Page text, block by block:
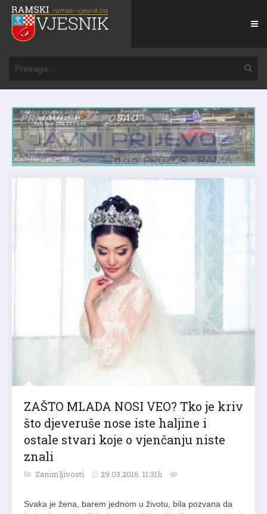
ZAŠTO MLADA NOSI VEO? Tko je kriv
što djeveruše nose iste haljine i
ostale stvari koje o vjenčanju niste
znali
Zanimljivosti 29.03.2016. 11:31h
Svaka je žena, barem jednom u životu, bila pozvana da